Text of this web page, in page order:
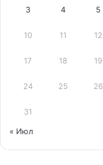
3 4 5
10 11 12
17 18 19
24 25 26
31
« Июл